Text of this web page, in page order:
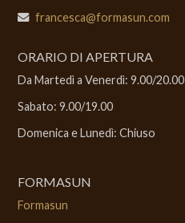
francesca@formasun.com
ORARIO DI APERTURA
Da Martedì a Venerdì: 9.00/20.00
Sabato: 9.00/19.00
Domenica e Lunedì: Chiuso
FORMASUN
Formasun